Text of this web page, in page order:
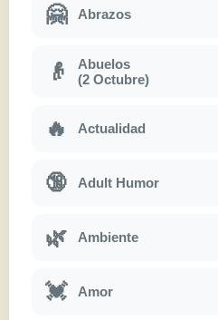
🤗 Abrazos
👴
Abuelos
(2 Octubre)
🔥 Actualidad
🔞 Adult Humor
🌿 Ambiente
💓 Amor